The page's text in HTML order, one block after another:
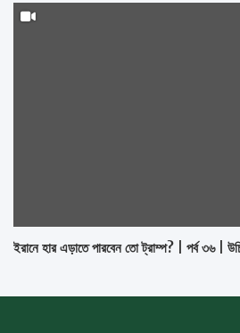
ইরানে হার এড়াতে পারবেন তো ট্রাম্প? | পর্ব ৩৬ |